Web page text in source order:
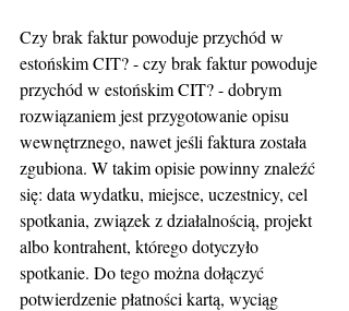
Czy brak faktur powoduje przychód w
estońskim CIT? - czy brak faktur powoduje
przychód w estońskim CIT? - dobrym
rozwiązaniem jest przygotowanie opisu
wewnętrznego, nawet jeśli faktura została
zgubiona. W takim opisie powinny znaleźć
się: data wydatku, miejsce, uczestnicy, cel
spotkania, związek z działalnością, projekt
albo kontrahent, którego dotyczyło
spotkanie. Do tego można dołączyć
potwierdzenie płatności kartą, wyciąg